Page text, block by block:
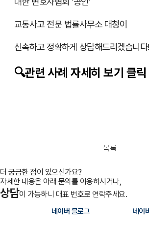
교통사고 전문 법률사무소 대청이
신속하고 정확하게 상담해드리겠습니다!
🔍관련 사례 자세히 보기 클릭
목록
더 궁금한 점이 있으신가요?
자세한 내용은 아래 문의를 이용하시거나,
상담이 가능하니 대표 번호로 연락주세요.
네이버 블로그 네이